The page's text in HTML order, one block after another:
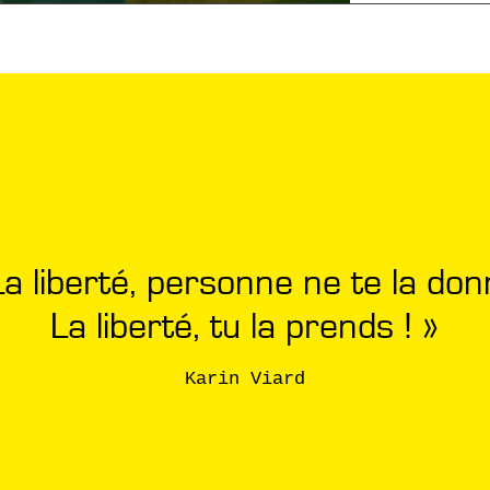
liberté, personne ne te la
La liberté, tu la prends ! »
Karin Viard